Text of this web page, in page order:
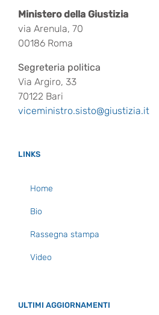
Ministero della Giustizia
via Arenula, 70
00186 Roma
Segreteria politica
Via Argiro, 33
70122 Bari
viceministro.sisto@giustizia.it
LINKS
Home
Bio
Rassegna stampa
Video
ULTIMI AGGIORNAMENTI